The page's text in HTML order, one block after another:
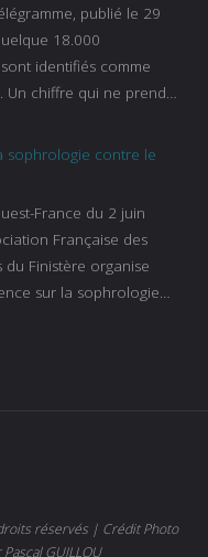
publié le 29
18.000
identifiés comme
Un chiffre qui ne prend
C’est une pathologie qui
souligne
d’assurance-
aussi une pathologie
handicapante et coûte
sait que 37 % des
le diabète
sophrologie contre le
France du 2 juin
Française des
du Finistère organise
sur la sophrologie
réservés | Crédit Photo
GUILLOU